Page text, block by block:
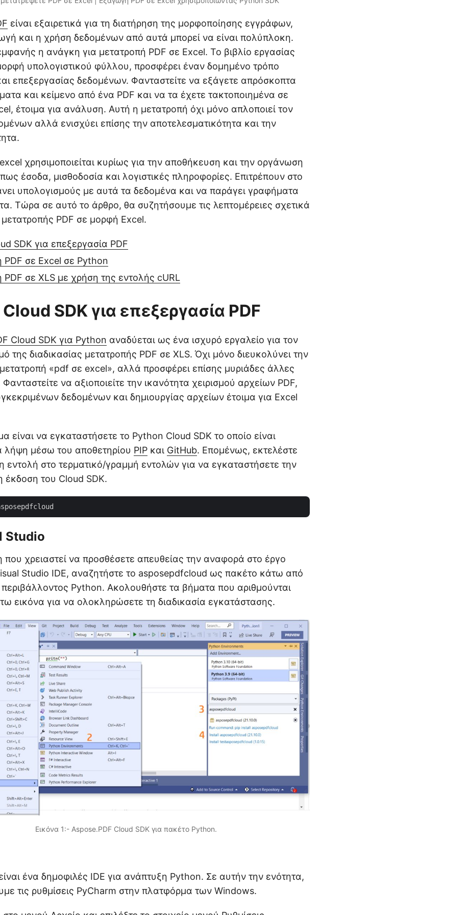
είναι εξαιρετικά για τη διατήρηση της μορφοποίησης εγγράφων,
και η χρήση δεδομένων από αυτά μπορεί να είναι πολύπλοκη.
η ανάγκη για μετατροπή PDF σε Excel. Το βιβλίο εργασίας
υπολογιστικού φύλλου, προσφέρει έναν δομημένο τρόπο
επεξεργασίας δεδομένων. Φανταστείτε να εξάγετε απρόσκοπτα
και κείμενο από ένα PDF και να τα έχετε τακτοποιημένα σε
έτοιμα για ανάλυση. Αυτή η μετατροπή όχι μόνο απλοποιεί τον
αλλά ενισχύει επίσης την αποτελεσματικότητα και την
χρησιμοποιείται κυρίως για την αποθήκευση και την οργάνωση
έσοδα, μισθοδοσία και λογιστικές πληροφορίες. Επιτρέπουν στο
υπολογισμούς με αυτά τα δεδομένα και να παράγει γραφήματα
Τώρα σε αυτό το άρθρο, θα συζητήσουμε τις λεπτομέρειες σχετικά
PDF σε μορφή Excel.
SDK για επεξεργασία PDF
PDF σε Excel σε Python
σε XLS με χρήση της εντολής cURL
SDK για επεξεργασία PDF
Cloud SDK για Python αναδύεται ως ένα ισχυρό εργαλείο για τον
της διαδικασίας μετατροπής PDF σε XLS. Όχι μόνο διευκολύνει την
«pdf σε excel», αλλά προσφέρει επίσης μυριάδες άλλες
να αξιοποιείτε την ικανότητα χειρισμού αρχείων PDF,
δεδομένων και δημιουργίας αρχείων έτοιμα για Excel
είναι να εγκαταστήσετε το Python Cloud SDK το οποίο είναι
λήψη μέσω του αποθετηρίου PIP και GitHub. Επομένως, εκτελέστε
εντολή στο τερματικό/γραμμή εντολών για να εγκαταστήσετε την
έκδοση του Cloud SDK.
Studio
που χρειαστεί να προσθέσετε απευθείας την αναφορά στο έργο
Studio IDE, αναζητήστε το asposepdfcloud ως πακέτο κάτω από
Python. Ακολουθήστε τα βήματα που αριθμούνται
εικόνα για να ολοκληρώσετε τη διαδικασία εγκατάστασης.
Εικόνα 1:- Aspose.PDF Cloud SDK για πακέτο Python.
ένα δημοφιλές IDE για ανάπτυξη Python. Σε αυτήν την ενότητα,
τις ρυθμίσεις PyCharm στην πλατφόρμα των Windows.